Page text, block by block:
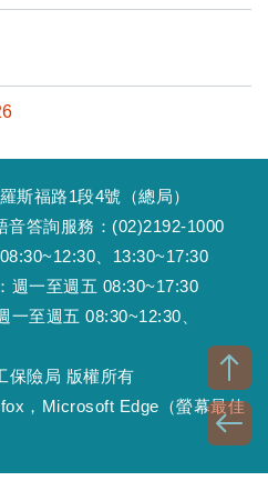
斯福路1段4號（總局）
音答詢服務：(02)2192-1000
、13:30~17:30
週一至週五 08:30~17:30
至週五 08:30~12:30、
保險局 版權所有
，Microsoft Edge（螢幕最佳